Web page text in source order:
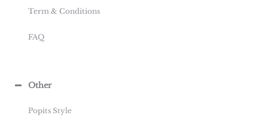
Term & Conditions
FAQ
Other
Popits Style